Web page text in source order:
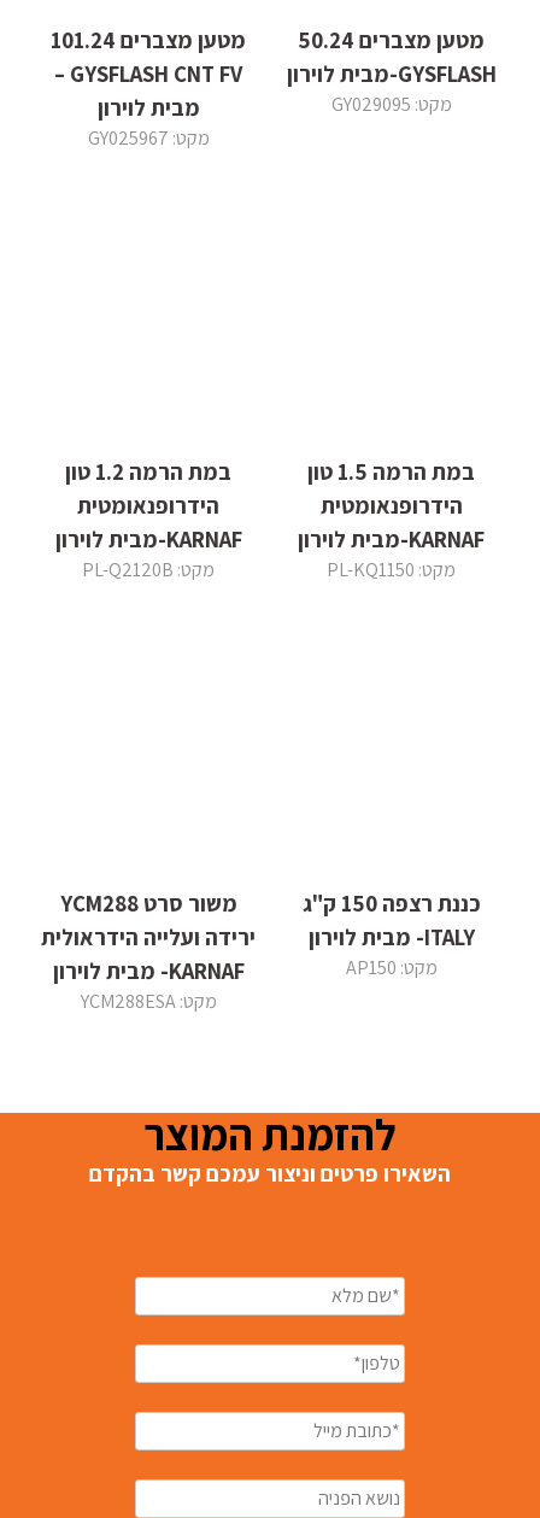
מטען מצברים 50.24
GYSFLASH-מבית לוירון
מקט: GY029095
מטען מצברים 101.24
GYSFLASH CNT FV –
מבית לוירון
מקט: GY025967
במת הרמה 1.5 טון
הידרופנאומטית
KARNAF-מבית לוירון
מקט: PL-KQ1150
במת הרמה 1.2 טון
הידרופנאומטית
KARNAF-מבית לוירון
מקט: PL-Q2120B
כננת רצפה 150 ק"ג
ITALY- מבית לוירון
מקט: AP150
משור סרט YCM288
ירידה ועלייה הידראולית
KARNAF- מבית לוירון
מקט: YCM288ESA
להזמנת המוצר
השאירו פרטים וניצור עמכם קשר בהקדם